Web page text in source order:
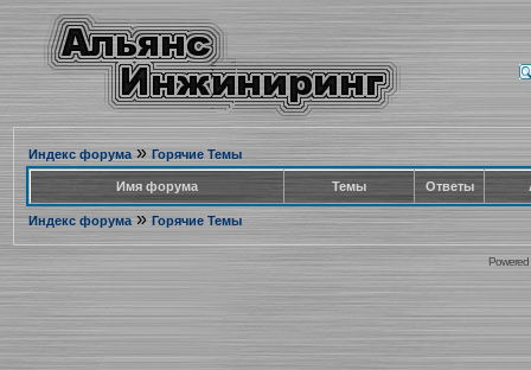
Индекс форума» Горячие Темы
Имя форума Темы Ответы
Индекс форума» Горячие Темы